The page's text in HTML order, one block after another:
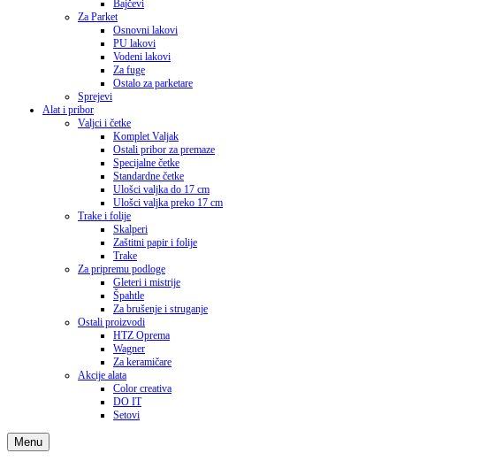
Bajčevi
Za Parket
Osnovni lakovi
PU lakovi
Vodeni lakovi
Za fuge
Ostalo za parketare
Sprejevi
Alat i pribor
Valjci i četke
Komplet Valjak
Ostali pribor za premaze
Specijalne četke
Standardne četke
Ulošci valjka do 17 cm
Ulošci valjka preko 17 cm
Trake i folije
Skalperi
Zaštitni papir i folije
Trake
Za pripremu podloge
Gleteri i mistrije
Špahtle
Za brušenje i struganje
Ostali proizvodi
HTZ Oprema
Wagner
Za keramičare
Akcije alata
Color creativa
DO IT
Setovi
Menu